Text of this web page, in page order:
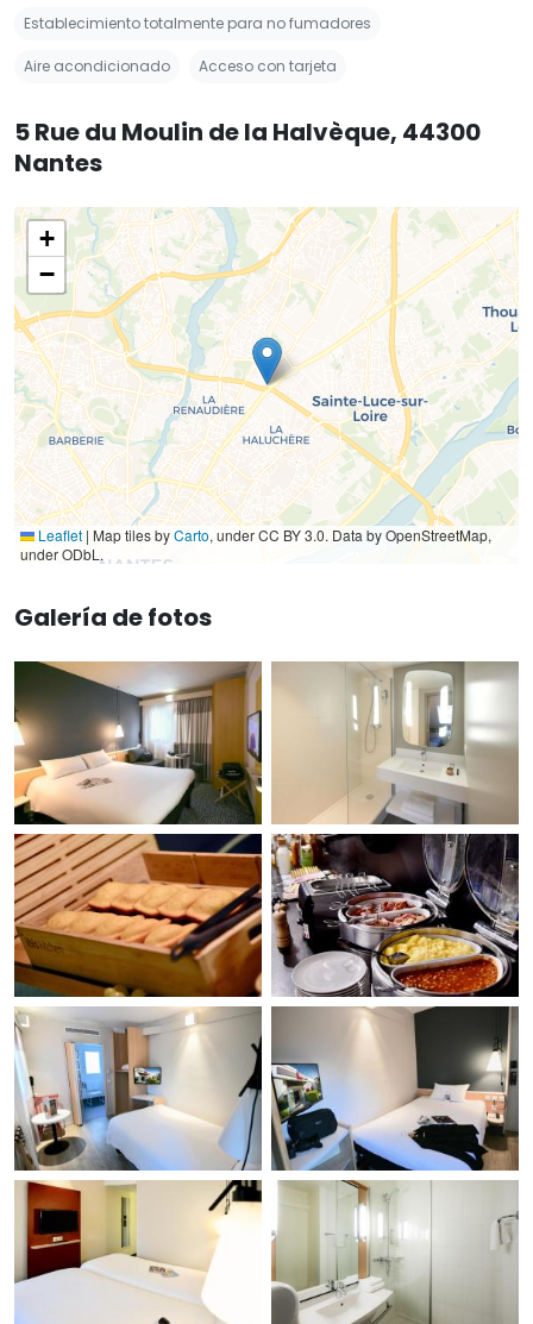
Establecimiento totalmente para no fumadores
Aire acondicionado Acceso con tarjeta
5 Rue du Moulin de la Halvèque, 44300
Nantes
+
−
Leaflet | Map tiles byCarto, under CC BY 3.0. Data by OpenStreetMap,
under ODbL.
Galería de fotos